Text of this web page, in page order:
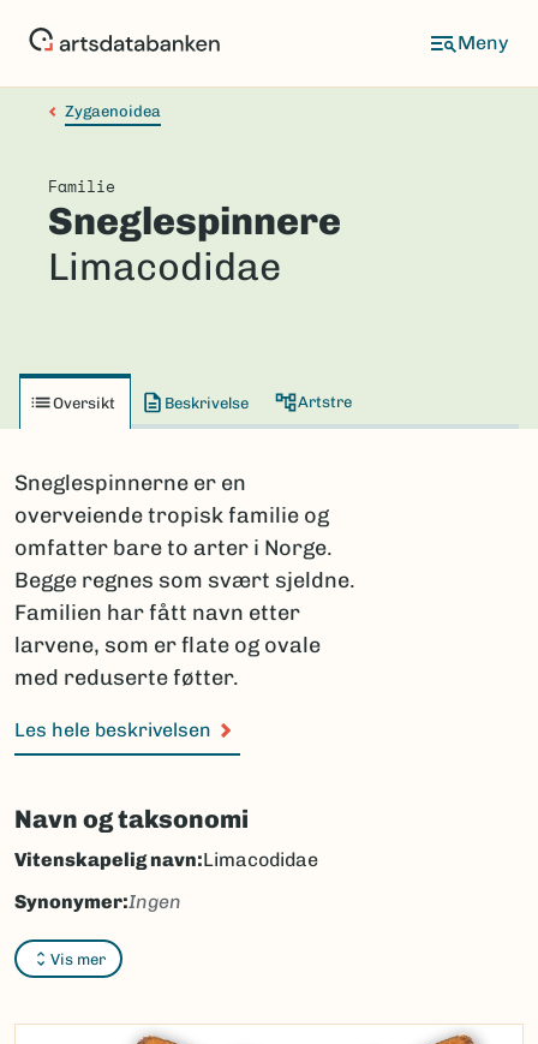
Zygaenoidea
Familie
Sneglespinnere
Limacodidae
Oversikt Beskrivelse Artstre
Sneglespinnerne er en
overveiende tropisk familie og
omfatter bare to arter i Norge.
Begge regnes som svært sjeldne.
Familien har fått navn etter
larvene, som er flate og ovale
med reduserte føtter.
Les hele beskrivelsen
Navn og taksonomi
Vis mer
Vitenskapelig navn:Limacodidae
Synonymer:Ingen
Bokmål:sneglespinnere
Nynorsk:sniglespinnarar
Nordsamisk/Davvisámegiella:Ingen